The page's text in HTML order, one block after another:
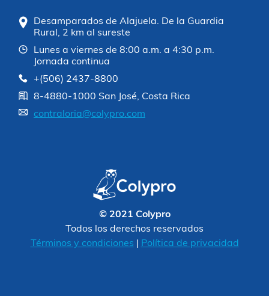
Desamparados de Alajuela. De la Guardia
Rural, 2 km al sureste
Lunes a viernes de 8:00 a.m. a 4:30 p.m.
Jornada continua
+(506) 2437-8800
8-4880-1000 San José, Costa Rica
contraloria@colypro.com
© 2021 Colypro
Todos los derechos reservados
Términos y condiciones
Política de privacidad